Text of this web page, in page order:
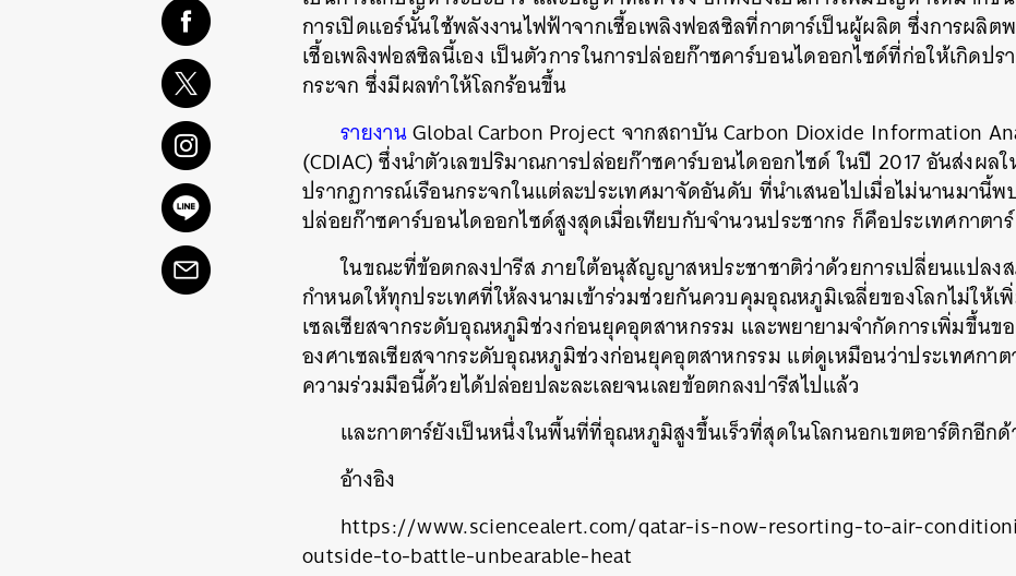
การเปิดแอร์นั้นใช้พลังงานไฟฟ้าจากเชื้อเพลิงฟอสซิลที่กาตาร์เป็นผู้ผลิต ซึ่งการผลิต
เชื้อเพลิงฟอสซิลนี้เอง เป็นตัวการในการปล่อยก๊าซคาร์บอนไดออกไซด์ที่ก่อให้เกิดปร
กระจก ซึ่งมีผลทำให้โลกร้อนขึ้น
รายงานGlobal Carbon ProjectจากสถาบันCarbon Dioxide Information
(CDIAC)ซึ่งนำตัวเลขปริมาณการปล่อยก๊าซคาร์บอนไดออกไซด์ในปี 2017อันส่งผลใ
ปรากฏการณ์เรือนกระจกในแต่ละประเทศมาจัดอันดับ ที่นำเสนอไปเมื่อไม่นานมานี้พ
ปล่อยก๊าซคาร์บอนไดออกไซด์สูงสุดเมื่อเทียบกับจำนวนประชากรก็คึอประเทศกาตาร์
ในขณะที่ข้อตกลงปารีสภายใต้อนุสัญญาสหประชาชาติว่าด้วยการเปลี่ยนแปลง
กำหนดให้ทุกประเทศที่ให้ลงนามเข้าร่วมช่วยกันควบคุมอุณหภูมิเฉลี่ยของโลกไม่ให้เ
เซลเซียสจากระดับอุณหภูมิช่วงก่อนยุคอุตสาหกรรม และพยายามจำกัดการเพิ่มขึ้น
องศาเซลเซียสจากระดับอุณหภูมิช่วงก่อนยุคอุตสาหกรรม แต่ดูเหมือนว่าประเทศกาต
ความร่วมมือนี้ด้วยได้ปล่อยปละละเลยจนเลยข้อตกลงปารีสไปแล้ว
และกาตาร์ยังเป็นหนึ่งในพื้นที่ที่อุณหภูมิสูงขึ้นเร็วที่สุดในโลกนอกเขตอาร์ติกอีก
อ้างอิง
https://www.sciencealert.com/qatar-is-now-resorting-to-air-
outside-to-battle-unbearable-heat